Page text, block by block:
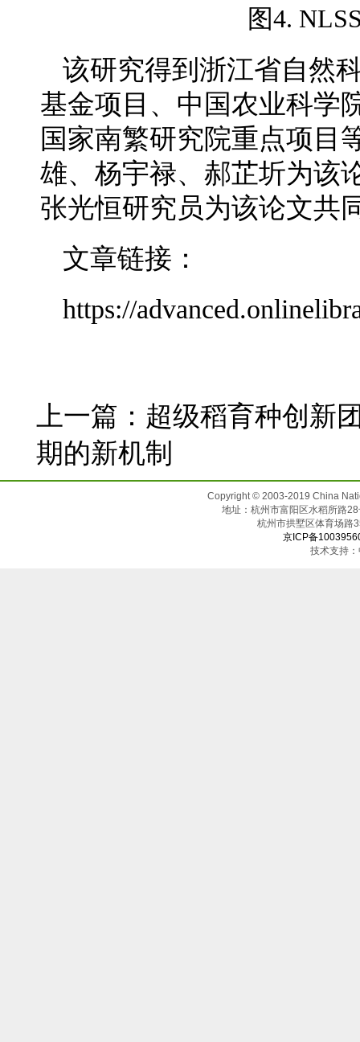
图4.
该研究得到浙江省自然
基金项目、中国农业科学
国家南繁研究院重点项目
雄、杨宇禄、郝芷圻为该
张光恒研究员为该论文共
文章链接：
https://
上一篇： 超级稻育种创新
期的新机制
Copyright © 2003-2019 China
地址：杭州市富阳区水稻所路
杭州市拱墅区体
京ICP备
技术支持